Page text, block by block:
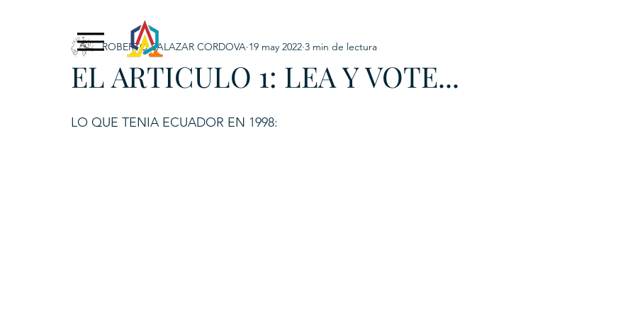
Exclusive Content ADNPL IGRP LATAM2021 URKU
EL ARTICULO 1: LEA Y VOTE...
ROBERTO SALAZAR CORDOVA 19 may 2022 3 min de lectura
LO QUE TENIA ECUADOR EN 1998: